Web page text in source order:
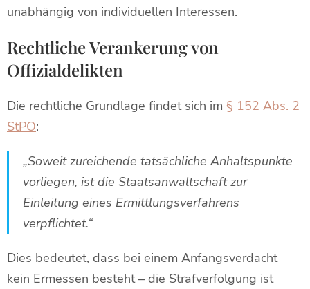
unabhängig von individuellen Interessen.
Rechtliche Verankerung von
Offizialdelikten
Die rechtliche Grundlage findet sich im § 152 Abs. 2
StPO:
„Soweit zureichende tatsächliche Anhaltspunkte
vorliegen, ist die Staatsanwaltschaft zur
Einleitung eines Ermittlungsverfahrens
verpflichtet.“
Dies bedeutet, dass bei einem Anfangsverdacht
kein Ermessen besteht – die Strafverfolgung ist